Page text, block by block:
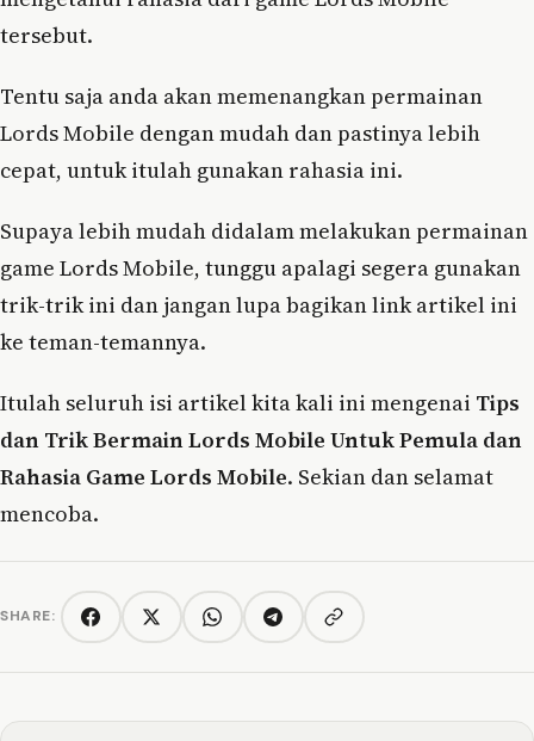
tersebut.
Tentu saja anda akan memenangkan permainan
Lords Mobile dengan mudah dan pastinya lebih
cepat, untuk itulah gunakan rahasia ini.
Supaya lebih mudah didalam melakukan permainan
game Lords Mobile, tunggu apalagi segera gunakan
trik-trik ini dan jangan lupa bagikan link artikel ini
ke teman-temannya.
Itulah seluruh isi artikel kita kali ini mengenai Tips
dan Trik Bermain Lords Mobile Untuk Pemula dan
Rahasia Game Lords Mobile. Sekian dan selamat
mencoba.
SHARE: FacebookTwitter/XWhatsAppTelegramCopy link